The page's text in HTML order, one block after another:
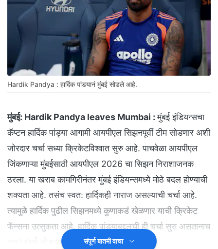
Hardik Pandya : हार्दिक पांडयानं मुंबई सोडले आहे.
मुंबई: Hardik Pandya leaves Mumbai :मुंबई इंडियन्सचा
कॅप्टन हार्दिक पांड्या आगामी आयपीएल सिझनपूर्वी टीम सोडणार अशी
जोरदार चर्चा सध्या क्रिकेटविश्वात सुरु आहे. पाचवेळा आयपीएल
जिंकणाऱ्या मुंबईसाठी आयपीएल 2026 चा सिझन निराशाजनक
ठरला. या खराब कामगिरीनंतर मुंबई इंडियन्समध्ये मोठे बदल होण्याची
शक्यता आहे. तसंच स्वत: हार्दिकही नाराज असल्याची चर्चा आहे.
त्यामुळे हार्दिक पुढील सिझनमध्ये कुणाकडं खेळणार याची क्रिकेट
फॅन्सना उत्सुकता आहे. हार्दिक पांड्याबद्दलची ही चर्चा सुरु असतानाच
त्यानं मुंबई सोडल्याचं उघड झालं आहे.
संपूर्ण बातमी वाचा